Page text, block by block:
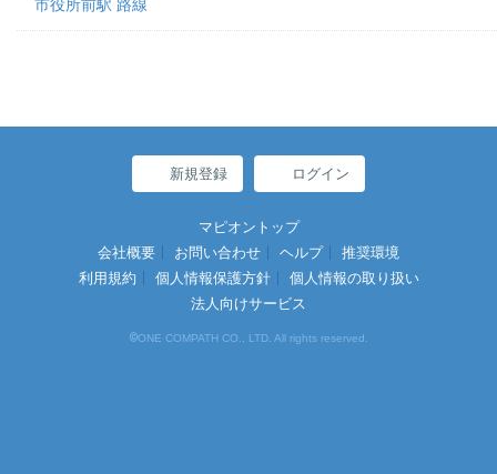
市役所前駅 路線
新規登録 ログイン
マピオントップ
会社概要
お問い合わせ ヘルプ
推奨環境
利用規約
個人情報保護方針
個人情報の取り扱い
法人向けサービス
©ONE COMPATH CO., LTD. All rights reserved.